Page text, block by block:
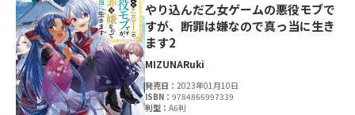
やり込んだ乙女ゲームの悪役モブで
すが、断罪は嫌なので真っ当に生き
ます2
MIZUNARuki
発売日：2023年01月10日
ISBN：9784866997339
判型：A6判